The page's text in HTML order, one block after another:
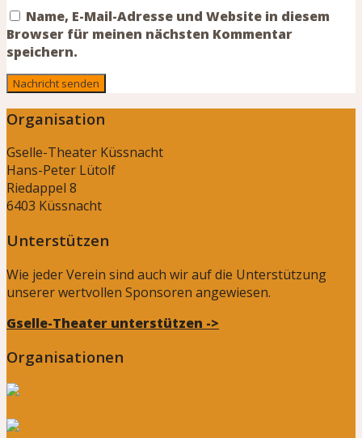
Name, E-Mail-Adresse und Website in diesem
Browser für meinen nächsten Kommentar
speichern.
Organisation
Gselle-Theater Küssnacht
Hans-Peter Lütolf
Riedappel 8
6403 Küssnacht
Unterstützen
Wie jeder Verein sind auch wir auf die Unterstützung
unserer wertvollen Sponsoren angewiesen.
Gselle-Theater unterstützen ->
Organisationen